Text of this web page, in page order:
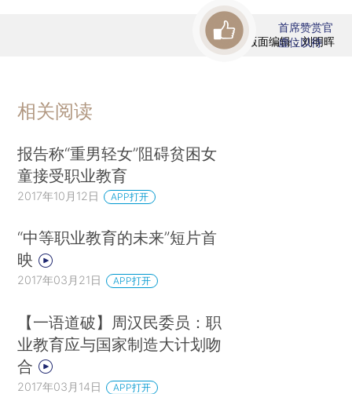
版面编辑：刘明晖
首席赞赏官
虚位以待
相关阅读
报告称“重男轻女”阻碍贫困女
童接受职业教育
2017年10月12日 APP打开
“中等职业教育的未来”短片首
映
2017年03月21日 APP打开
【一语道破】周汉民委员：职
业教育应与国家制造大计划吻
合
2017年03月14日 APP打开